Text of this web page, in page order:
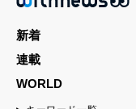
新着
連載
WORLD